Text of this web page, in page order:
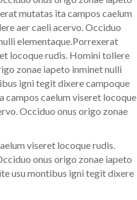
mutatas ita campos caelum
aer caeli acervo. Occiduo
elementaque.Porrexerat
locoque rudis. Homini tollere
zonae iapeto inminet nulli
igni tegit dixere campoque
campos caelum viseret locoque
Occiduo onus origo zonae
viseret locoque rudis.
onus origo zonae iapeto
usu montibus igni tegit dixere